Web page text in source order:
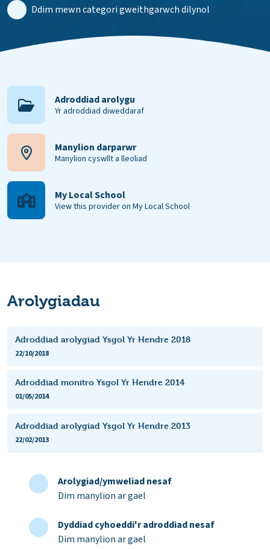
Ddim mewn categori gweithgarwch dilynol
Adroddiad arolygu
Yr adroddiad diweddaraf
Manylion darparwr
Manylion cyswllt a lleoliad
My Local School
View this provider on My Local School
Arolygiadau
Adroddiad arolygiad Ysgol Yr Hendre 2018
22/10/2018
Adroddiad monitro Ysgol Yr Hendre 2014
01/05/2014
Adroddiad arolygiad Ysgol Yr Hendre 2013
22/02/2013
Arolygiad/ymweliad nesaf
Dim manylion ar gael
Dyddiad cyhoeddi'r adroddiad nesaf
Dim manylion ar gael